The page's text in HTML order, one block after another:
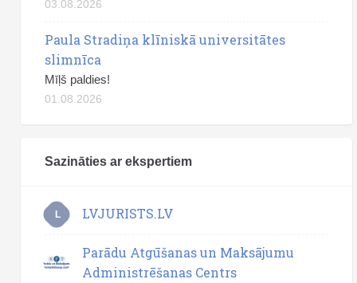
03.08.2026
Paula Stradiņa klīniskā universitātes
slimnīca
Mīļš paldies!
01.08.2026
Sazināties ar ekspertiem
L LVJURISTS.LV
Parādu Atgūšanas un Maksājumu
Administrēšanas Centrs